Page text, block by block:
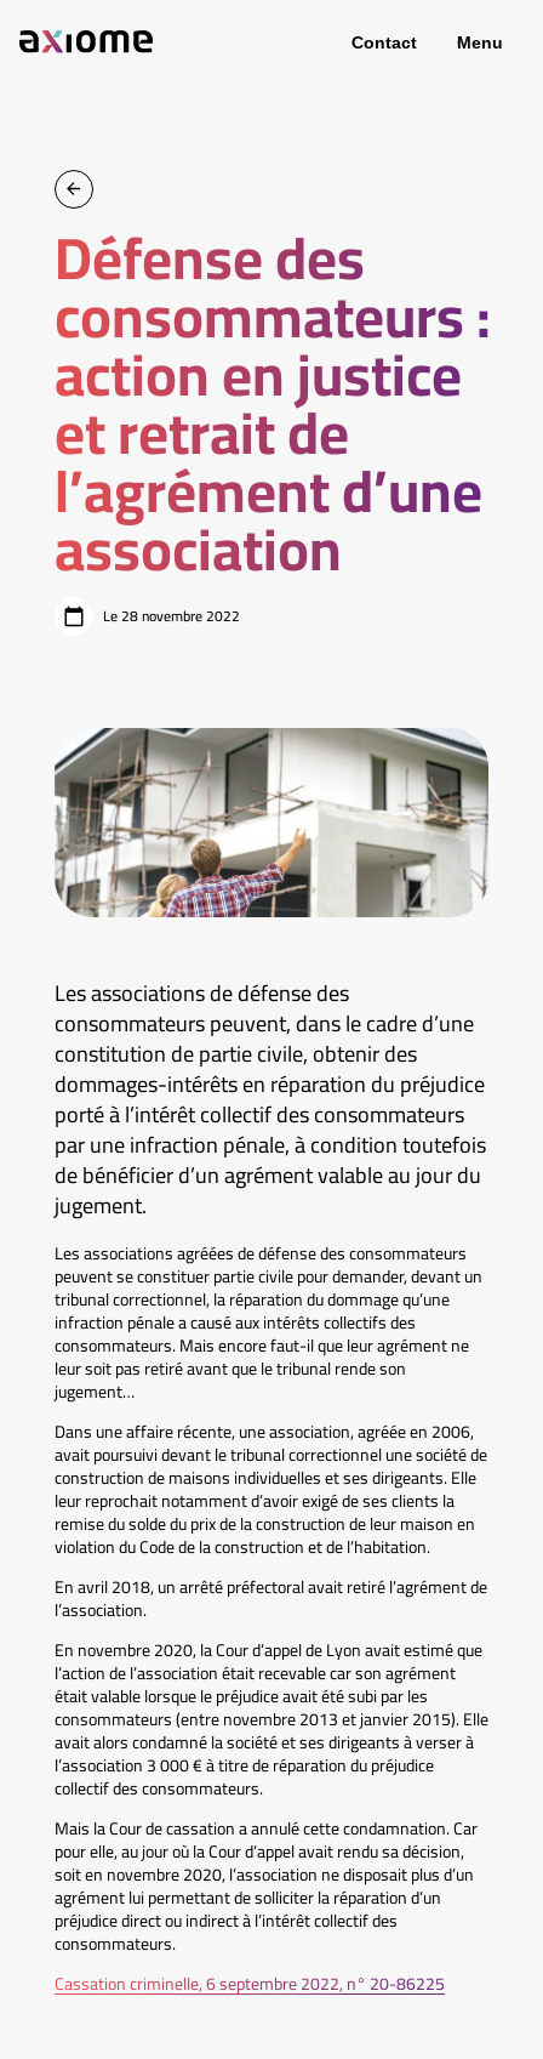
Contact Menu
Défense des
consommateurs :
action en justice
et retrait de
l’agrément d’une
association
Le 28 novembre 2022
Les associations de défense des
consommateurs peuvent, dans le cadre d’une
constitution de partie civile, obtenir des
dommages-intérêts en réparation du préjudice
porté à l’intérêt collectif des consommateurs
par une infraction pénale, à condition toutefois
de bénéficier d’un agrément valable au jour du
jugement.
Les associations agréées de défense des consommateurs
peuvent se constituer partie civile pour demander, devant un
tribunal correctionnel, la réparation du dommage qu’une
infraction pénale a causé aux intérêts collectifs des
consommateurs. Mais encore faut-il que leur agrément ne
leur soit pas retiré avant que le tribunal rende son
jugement…
Dans une affaire récente, une association, agréée en 2006,
avait poursuivi devant le tribunal correctionnel une société de
construction de maisons individuelles et ses dirigeants. Elle
leur reprochait notamment d’avoir exigé de ses clients la
remise du solde du prix de la construction de leur maison en
violation du Code de la construction et de l’habitation.
En avril 2018, un arrêté préfectoral avait retiré l’agrément de
l’association.
En novembre 2020, la Cour d’appel de Lyon avait estimé que
l’action de l’association était recevable car son agrément
était valable lorsque le préjudice avait été subi par les
consommateurs (entre novembre 2013 et janvier 2015). Elle
avait alors condamné la société et ses dirigeants à verser à
l’association 3 000 € à titre de réparation du préjudice
collectif des consommateurs.
Mais la Cour de cassation a annulé cette condamnation. Car
pour elle, au jour où la Cour d’appel avait rendu sa décision,
soit en novembre 2020, l’association ne disposait plus d’un
agrément lui permettant de solliciter la réparation d’un
préjudice direct ou indirect à l’intérêt collectif des
consommateurs.
Cassation criminelle, 6 septembre 2022, n° 20-86225